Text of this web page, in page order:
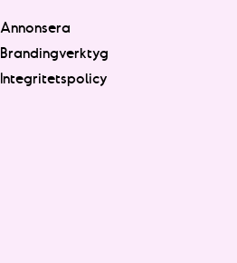
Annonsera
Brandingverktyg
Integritetspolicy